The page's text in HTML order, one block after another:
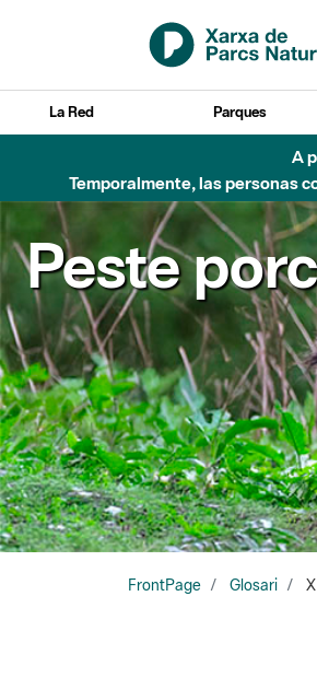
Saltar al contenido principal
La Red Parques
A
Temporalmente, las personas
Peste
FrontPage Glosari X